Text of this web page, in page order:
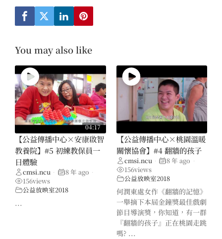
You may also like
04:17
【公益傳播中心×安康啟智
教養院】#5 初練教保員一
日體驗
cmsi.ncu • 8 年 ago •
156views
公益放映室2018
...
【公益傳播中心×桃園溫暖
關懷協會】#4 翻牆的孩子
cmsi.ncu • 8 年 ago •
156views
公益放映室2018
何潤東處女作《翻牆的記憶》
一舉摘下本屆金鐘獎最佳戲劇
節目導演獎，你知道，有一群
『翻牆的孩子』正在桃園走跳
嗎? ...